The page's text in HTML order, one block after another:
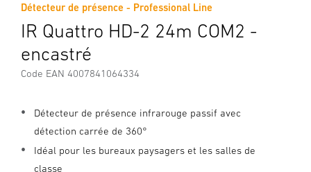
Détecteur de présence - Professional Line
IR Quattro HD-2 24m COM2 -
encastré
Code EAN 4007841064334
Détecteur de présence infrarouge passif avec
détection carrée de 360°
Idéal pour les bureaux paysagers et les salles de
classe